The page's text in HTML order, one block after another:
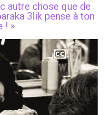
autre chose que de
3lik pense à ton
! »